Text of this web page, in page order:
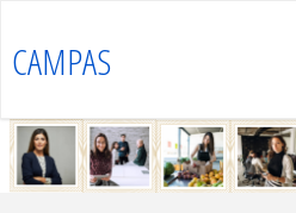
CAMPAS